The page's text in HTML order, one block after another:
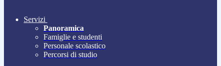
Servizi
Panoramica
Famiglie e studenti
Personale scolastico
Percorsi di studio